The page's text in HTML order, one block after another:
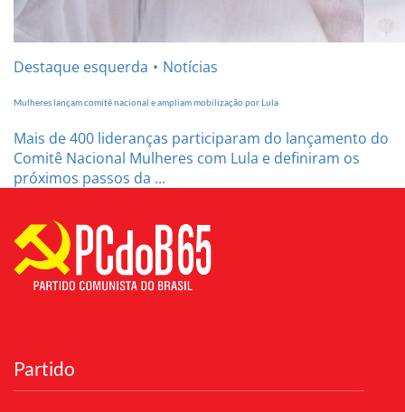
Destaque esquerda Notícias
Mulheres lançam comitê nacional e ampliam mobilização por Lula
Mais de 400 lideranças participaram do lançamento do
Comitê Nacional Mulheres com Lula e definiram os
próximos passos da ...
Partido